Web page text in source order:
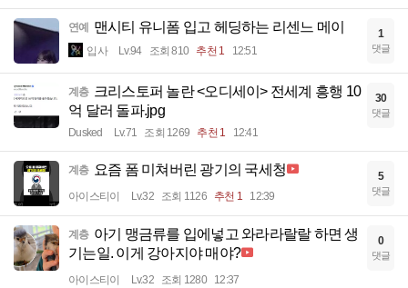
연예 맨시티 유니폼 입고 헤딩하는 리센느 메이
입사 Lv.94 조회 810 추천 1 12:51
1
댓글
계층 크리스토퍼 놀란 <오디세이> 전세계 흥행 10
억 달러 돌파.jpg
Dusked Lv.71 조회 1269 추천 1 12:41
30
댓글
계층 요즘 폼 미쳐버린 광기의 국세청
아이스티이 Lv.32 조회 1126 추천 1 12:39
5
댓글
계층 아기 맹금류를 입에넣고 와라라랄랄 하면 생
기는일. 이게 강아지야 매야?
아이스티이 Lv.32 조회 1280 12:37
0
댓글